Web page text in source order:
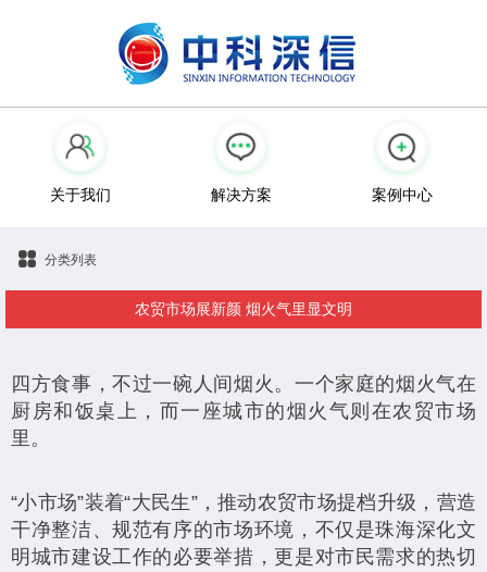
关于我们 解决方案 案例中心
分类列表
农贸市场展新颜 烟火气里显文明
四方食事，不过一碗人间烟火。一个家庭的烟火气在
厨房和饭桌上，而一座城市的烟火气则在农贸市场
里。
“小市场”装着“大民生”，推动农贸市场提档升级，营造
干净整洁、规范有序的市场环境，不仅是珠海深化文
明城市建设工作的必要举措，更是对市民需求的热切